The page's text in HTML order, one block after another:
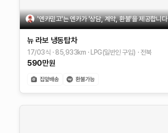
'엔카믿고'는 엔카가 '상담, 계약, 환불'을 제공합니다
뉴 라보 냉동탑차
17/03식 85,933km LPG(일반인 구입) 전북
590만원